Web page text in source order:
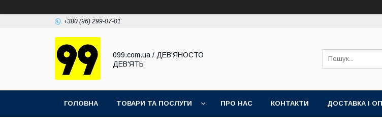
+380 (96) 299-07-01
099.com.ua / ДЕВ'ЯНОСТО
ДЕВ'ЯТЬ
ГОЛОВНА ТОВАРИ ТА ПОСЛУГИ ПРО НАС КОНТАКТИ ДОСТАВКА І